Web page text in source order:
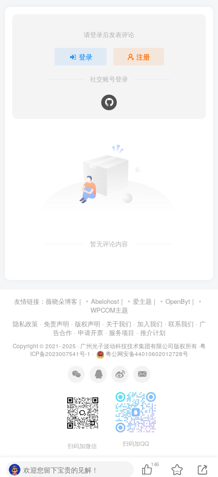
请登录后发表评论
登录 注册
社交账号登录
暂无评论内容
友情链接： 薇晓朵博客 | Abelohost | 爱主题 | OpenByt |
WPCOM主题
隐私政策 · 免责声明 · 版权声明 · 关于我们 · 加入我们 · 联系我们 · 广
告合作 · 申请开票 · 服务项目 · 推介计划
Copyright © 2021- 2025 · 广州光子波动科技技术集团有限公司版权所有·粤
ICP备2023007541号-1 · 粤公网安备44010602012728号
扫码加微信 扫码加QQ
欢迎您留下宝贵的见解！
146